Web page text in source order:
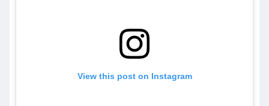
View this post on Instagram